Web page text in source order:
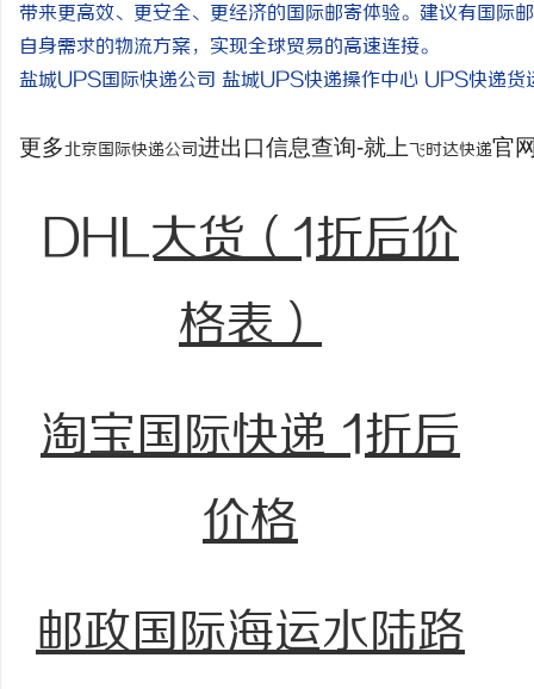
带来更高效、更安全、更经济的国际邮寄体验。建议有国际
自身需求的物流方案，实现全球贸易的高速连接。
盐城UPS国际快递公司 盐城UPS快递操作中心 UPS快递货
更多北京国际快递公司进出口信息查询-就上飞时达快递官
DHL大货（1折后价
格表）
淘宝国际快递 1折后
价格
邮政国际海运水陆路